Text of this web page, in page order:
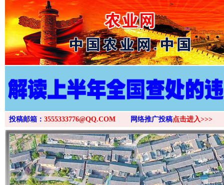
>
投稿邮箱： 3555333776@QQ.COM 网络推广投稿点击进入>>>